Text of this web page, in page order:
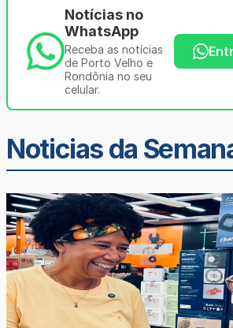
Notícias no
WhatsApp
Receba as notícias
de Porto Velho e
Rondônia no seu
celular.
Noticias da